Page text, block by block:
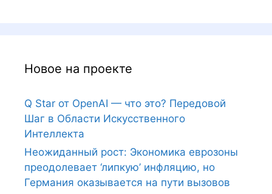
Новое на проекте
Q Star от OpenAI — что это? Передовой
Шаг в Области Искусственного
Интеллекта
Неожиданный рост: Экономика еврозоны
преодолевает ‘липкую’ инфляцию, но
Германия оказывается на пути вызовов